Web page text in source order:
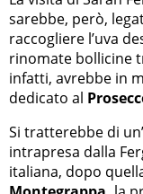
sarebbe, però,
raccogliere l’uva
rinomate bollicine
infatti, avrebbe in
dedicato al
Si tratterebbe di
intrapresa dalla
italiana, dopo